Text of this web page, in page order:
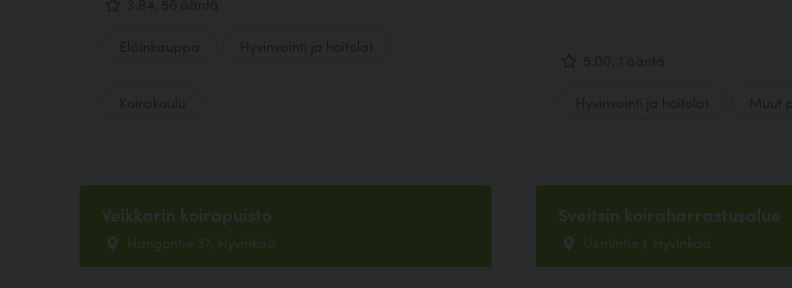
Veikkarin koirapuisto
Hangontie 37, Hyvinkää
Sveitsin koiraharrastusalue
Usmintie 1, Hyvinkää